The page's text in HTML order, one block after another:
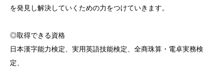
を発見し解決していくための力をつけていきます。
◎取得できる資格
日本漢字能力検定、実用英語技能検定、全商珠算・電卓実務検
定、